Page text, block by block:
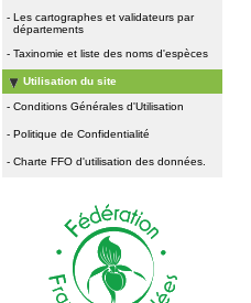
- Les cartographes et validateurs par
départements
- Taxinomie et liste des noms d'espèces
Utilisation du site
- Conditions Générales d'Utilisation
- Politique de Confidentialité
- Charte FFO d'utilisation des données.